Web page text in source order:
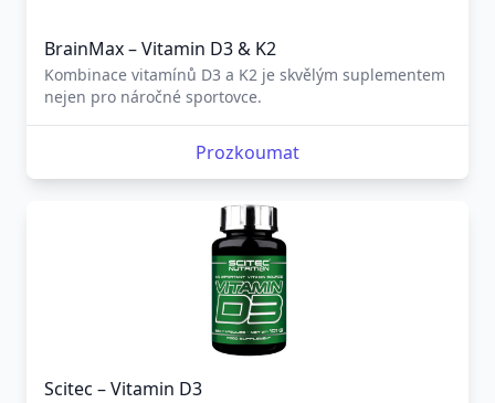
BrainMax – Vitamin D3 & K2
Kombinace vitamínů D3 a K2 je skvělým suplementem
nejen pro náročné sportovce.
Prozkoumat
Scitec – Vitamin D3